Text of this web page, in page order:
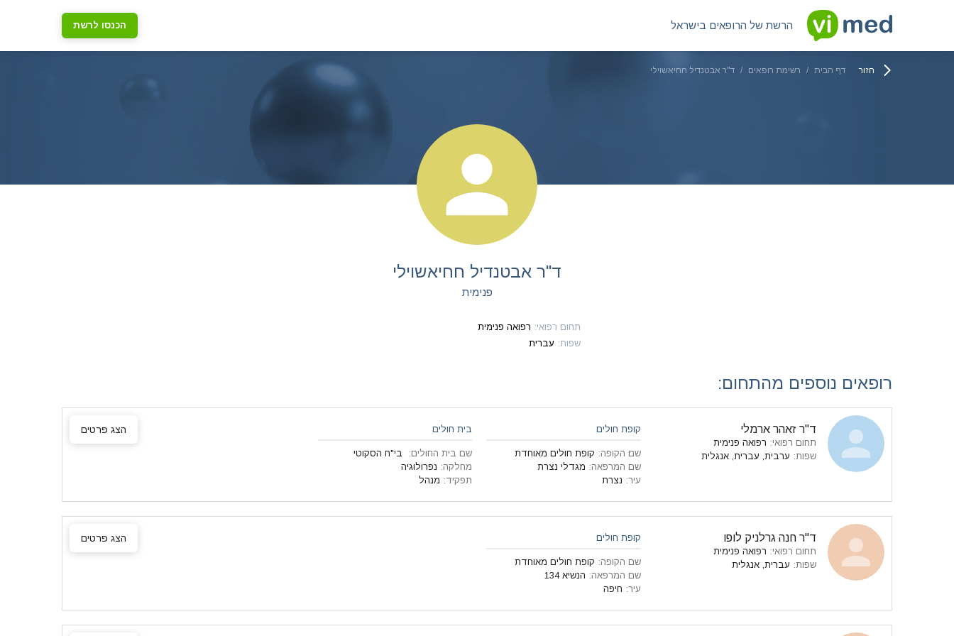
הרשת של הרופאים בישראל הכנסו לרשת
חזור דף הבית / רשימת רופאים / ד"ר אבטנדיל חחיאשוילי
ד"ר אבטנדיל חחיאשוילי
פנימית
תחום רפואי: רפואה פנימית
שפות: עברית
רופאים נוספים מהתחום:
ד"ר זאהר ארמלי
תחום רפואי: רפואה פנימית
שפות: ערבית, עברית, אנגלית
קופת חולים
שם הקופה: קופת חולים מאוחדת
שם המרפאה: מגדלי נצרת
עיר: נצרת
בית חולים
שם בית החולים:
בי"ח הסקוטי
מחלקה: נפרולוגיה ‏ ‏
תפקיד: מנהל
הצג פרטים
ד"ר חנה גרלניק לופו
תחום רפואי: רפואה פנימית
שפות: עברית, אנגלית
קופת חולים
שם הקופה: קופת חולים מאוחדת
שם המרפאה: הנשיא 134
עיר: חיפה
הצג פרטים